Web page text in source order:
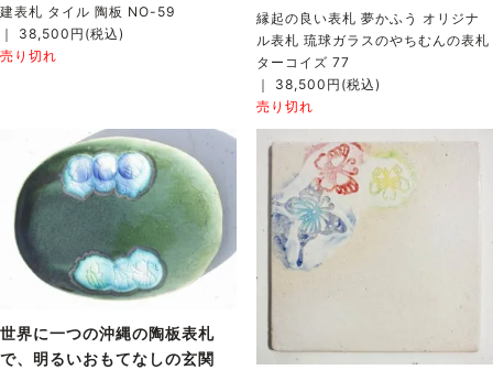
建表札 タイル 陶板 NO-59
｜ 38,500円(税込)
売り切れ
縁起の良い表札 夢かふう オリジナ
ル表札 琉球ガラスのやちむんの表札
ターコイズ 77
｜ 38,500円(税込)
売り切れ
世界に一つの沖縄の陶板表札
で、明るいおもてなしの玄関